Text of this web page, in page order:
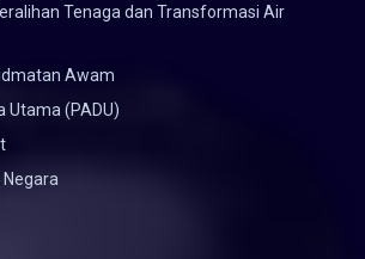
Tenaga dan Transformasi Air
Awam
Utama (PADU)